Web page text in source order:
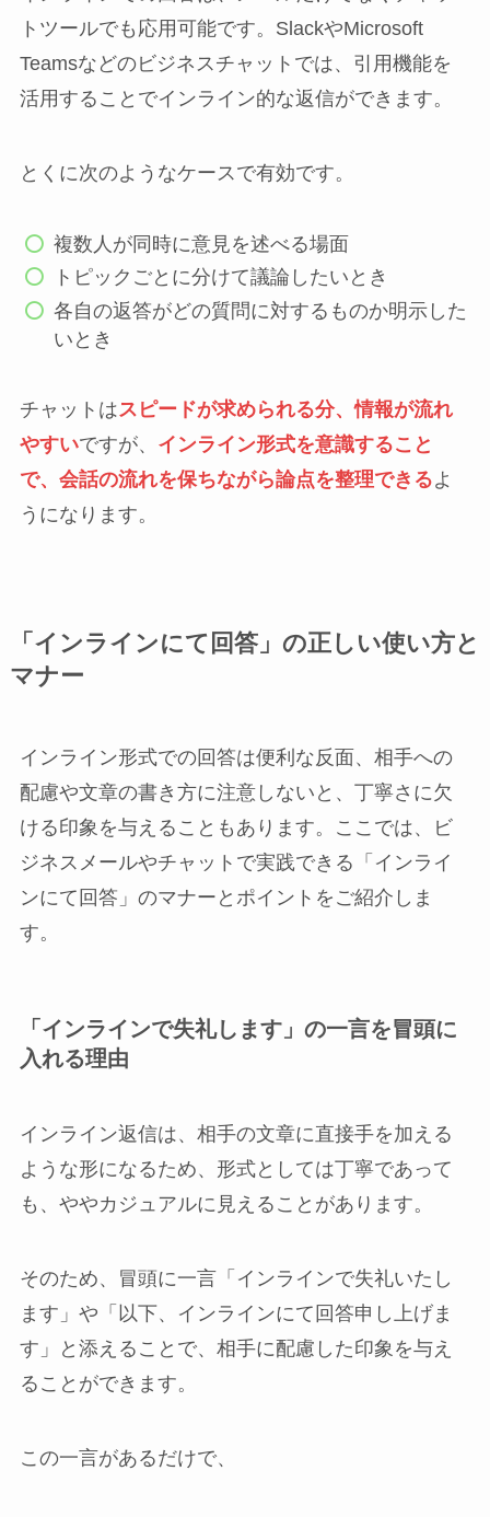
トツールでも応用可能です。SlackやMicrosoft
Teamsなどのビジネスチャットでは、引用機能を
活用することでインライン的な返信ができます。
とくに次のようなケースで有効です。
複数人が同時に意見を述べる場面
トピックごとに分けて議論したいとき
各自の返答がどの質問に対するものか明示した
いとき
チャットはスピードが求められる分、情報が流れ
やすいですが、 インライン形式を意識すること
で、会話の流れを保ちながら論点を整理できるよ
うになります。
「インラインにて回答」の正しい使い方と
マナー
インライン形式での回答は便利な反面、相手への
配慮や文章の書き方に注意しないと、丁寧さに欠
ける印象を与えることもあります。ここでは、ビ
ジネスメールやチャットで実践できる「インライ
ンにて回答」のマナーとポイントをご紹介しま
す。
「インラインで失礼します」の一言を冒頭に
入れる理由
インライン返信は、相手の文章に直接手を加える
ような形になるため、形式としては丁寧であって
も、ややカジュアルに見えることがあります。
そのため、冒頭に一言「インラインで失礼いたし
ます」や「以下、インラインにて回答申し上げま
す」と添えることで、相手に配慮した印象を与え
ることができます。
この一言があるだけで、